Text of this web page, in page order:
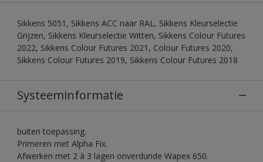
Sikkens 5051, Sikkens ACC naar RAL, Sikkens Kleurselectie
Grijzen, Sikkens Kleurselectie Witten, Sikkens Colour Futures
2022, Sikkens Colour Futures 2021, Colour Futures 2020,
Sikkens Colour Futures 2019, Sikkens Colour Futures 2018
Systeeminformatie
buiten toepassing.
Primeren met Alpha Fix.
Afwerken met 2 à 3 lagen onverdunde Wapex 650.